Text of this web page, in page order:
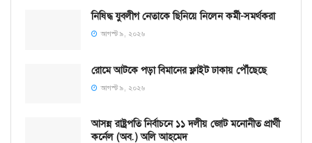
নিষিদ্ধ যুবলীগ নেতাকে ছিনিয়ে নিলেন কর্মী-সমর্থকরা
আগস্ট ৯, ২০২৬
রোমে আটকে পড়া বিমানের ফ্লাইট ঢাকায় পৌঁছেছে
আগস্ট ৯, ২০২৬
আসন্ন রাষ্ট্রপতি নির্বাচনে ১১ দলীয় জোট মনোনীত প্রার্থী
কর্নেল (অব.) অলি আহমেদ